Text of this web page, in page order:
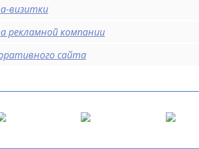
визитки
рекламной компании
сайта